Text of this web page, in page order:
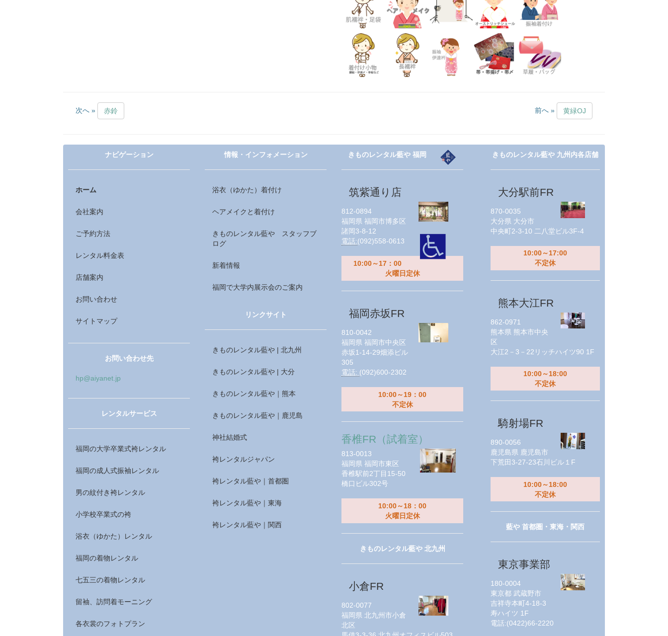
次へ » 赤鈴 前へ » 黄緑OJ
ナビゲーション
ホーム
会社案内
ご予約方法
レンタル料金表
店舗案内
お問い合わせ
サイトマップ
お問い合わせ先
hp@aiyanet.jp
レンタルサービス
福岡の大学卒業式袴レンタル
福岡の成人式振袖レンタル
男の紋付き袴レンタル
小学校卒業式の袴
浴衣（ゆかた）レンタル
福岡の着物レンタル
七五三の着物レンタル
留袖、訪問着モーニング
各衣裳のフォトプラン
情報・インフォメーション
浴衣（ゆかた）着付け
ヘアメイクと着付け
きものレンタル藍や スタッフブ
ログ
新着情報
福岡で大学内展示会のご案内
リンクサイト
きものレンタル藍や | 北九州
きものレンタル藍や | 大分
きものレンタル藍や｜熊本
きものレンタル藍や｜鹿児島
神社結婚式
袴レンタルジャパン
袴レンタル藍や｜首都圏
袴レンタル藍や｜東海
袴レンタル藍や｜関西
きものレンタル藍や 福岡
筑紫通り店
812-0894
福岡県 福岡市博多区
諸岡3-8-12
電話:(092)558-0613
10:00～17：00
火曜日定休
福岡赤坂FR
810-0042
福岡県 福岡市中央区
赤坂1-14-29畑添ビル
305
電話: (092)600-2302
10:00～19：00
不定休
香椎FR（試着室）
813-0013
福岡県 福岡市東区
香椎駅前2丁目15-50
橋口ビル302号
10:00～18：00
火曜日定休
きものレンタル藍や 北九州
小倉FR
802-0077
福岡県 北九州市小倉
北区
きものレンタル藍や 九州内各店舗
大分駅前FR
870-0035
大分県 大分市
中央町2-3-10 二八堂ビル3F-4
10:00～17:00
不定休
熊本大江FR
862-0971
熊本県 熊本市中央
区
大江2－3－22リッチハイツ90 1F
10:00～18:00
不定休
騎射場FR
890-0056
鹿児島県 鹿児島市
下荒田3-27-23石川ビル１F
10:00～18:00
不定休
藍や 首都圏・東海・関西
東京事業部
180-0004
東京都 武蔵野市
吉祥寺本町4-18-3
寿ハイツ 1F
電話:(0422)66-2220